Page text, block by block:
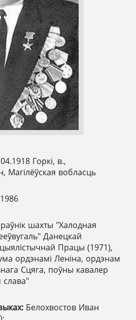
Горкі, в.,
Магілёўская вобласць
шахты "Халодная
Данецкай
Працы (1971),
ордэнамі Леніна, ордэнам
Сцяга, поўны кавалер
Белохвостов Иван